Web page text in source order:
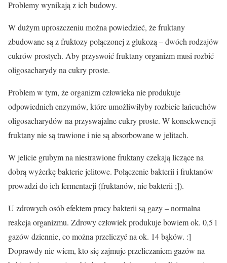
Problemy wynikają z ich budowy.
W dużym uproszczeniu można powiedzieć, że fruktany
zbudowane są z fruktozy połączonej z glukozą – dwóch rodzajów
cukrów prostych. Aby przyswoić fruktany organizm musi rozbić
oligosacharydy na cukry proste.
Problem w tym, że organizm człowieka nie produkuje
odpowiednich enzymów, które umożliwiłyby rozbicie łańcuchów
oligosacharydów na przyswajalne cukry proste. W konsekwencji
fruktany nie są trawione i nie są absorbowane w jelitach.
W jelicie grubym na niestrawione fruktany czekają liczące na
dobrą wyżerkę bakterie jelitowe. Połączenie bakterii i fruktanów
prowadzi do ich fermentacji (fruktanów, nie bakterii ;]).
U zdrowych osób efektem pracy bakterii są gazy – normalna
reakcja organizmu. Zdrowy człowiek produkuje bowiem ok. 0,5 l
gazów dziennie, co można przeliczyć na ok. 14 bąków. :]
Doprawdy nie wiem, kto się zajmuje przeliczaniem gazów na